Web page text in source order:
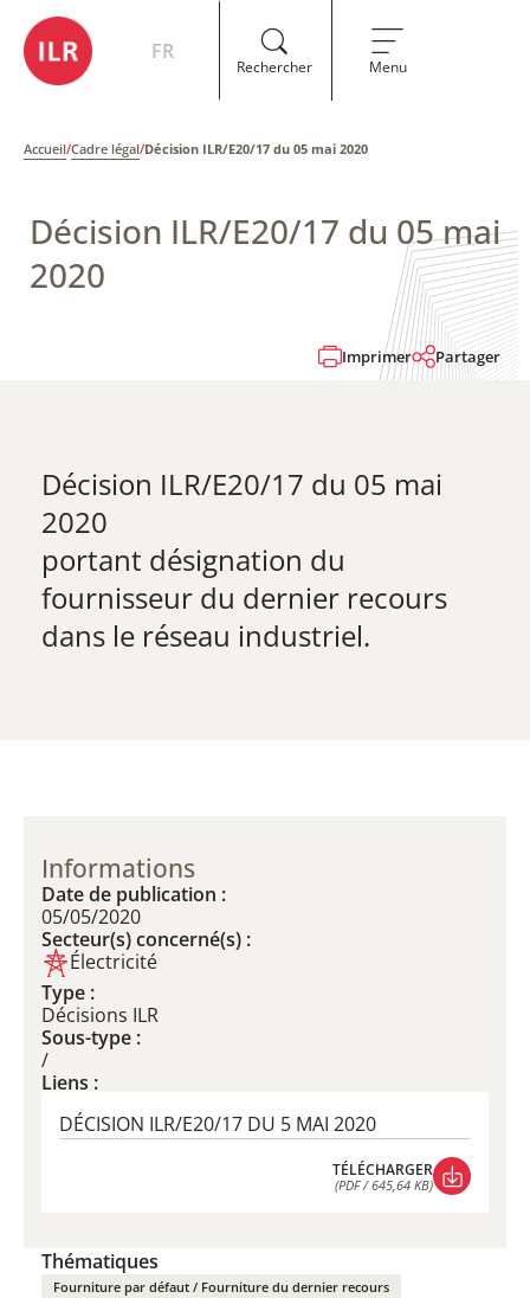
FR
Rechercher Menu
Accueil/Cadre légal/Décision ILR/E20/17 du 05 mai 2020
Décision ILR/E20/17 du 05 mai
2020
Imprimer Partager
Décision ILR/E20/17 du 05 mai
2020
​portant désignation du
fournisseur du dernier recours
dans le réseau industriel.
Informations
Date de publication :
05/05/2020
Secteur(s) concerné(s) :
Électricité
Type :
Décisions ILR
Sous-type :
/
Liens :
DÉCISION ILR/E20/17 DU 5 MAI 2020
TÉLÉCHARGER
(PDF / 645,64 KB)
Thématiques
Fourniture par défaut / Fourniture du dernier recours